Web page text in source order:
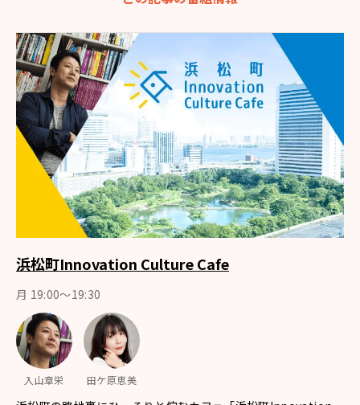
浜松町Innovation Culture Cafe
月 19:00～19:30
入山章栄 田ケ原恵美